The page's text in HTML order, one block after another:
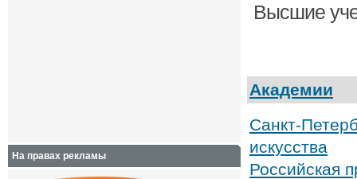
Высшие
Академии
Санкт-
искусства
Российская
На правах рекламы